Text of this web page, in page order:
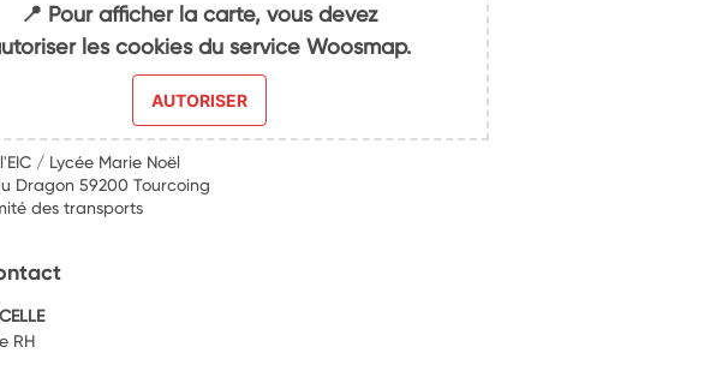
📍 Pour afficher la carte, vous devez
les cookies du service Woosmap.
AUTORISER
/ Lycée Marie Noël
Dragon 59200 Tourcoing
des transports
RH